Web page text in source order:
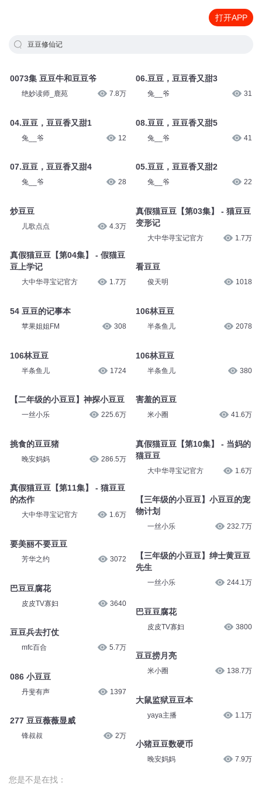
打开APP
豆豆修仙记
0073集 豆豆牛和豆豆爷
绝妙读师_鹿苑 7.8万
04.豆豆，豆豆香又甜1
兔__爷 12
07.豆豆，豆豆香又甜4
兔__爷 28
炒豆豆
儿歌点点 4.3万
真假猫豆豆【第04集】 - 假猫豆
豆上学记
大中华寻宝记官方 1.7万
54 豆豆的记事本
苹果姐姐FM 308
106林豆豆
半条鱼儿 1724
【二年级的小豆豆】神探小豆豆
一丝小乐 225.6万
挑食的豆豆猪
晚安妈妈 286.5万
真假猫豆豆【第11集】 - 猫豆豆
的杰作
大中华寻宝记官方 1.6万
要美丽不要豆豆
芳华之约 3072
巴豆豆腐花
皮皮TV寡妇 3640
豆豆兵去打仗
mfc百合 5.7万
086 小豆豆
丹斐有声 1397
277 豆豆薇薇显威
锋叔叔 2万
06.豆豆，豆豆香又甜3
兔__爷 31
08.豆豆，豆豆香又甜5
兔__爷 41
05.豆豆，豆豆香又甜2
兔__爷 22
真假猫豆豆【第03集】 - 猫豆豆
变形记
大中华寻宝记官方 1.7万
看豆豆
俊天明 1018
106林豆豆
半条鱼儿 2078
106林豆豆
半条鱼儿 380
害羞的豆豆
米小圈 41.6万
真假猫豆豆【第10集】 - 当妈的
猫豆豆
大中华寻宝记官方 1.6万
【三年级的小豆豆】小豆豆的宠
物计划
一丝小乐 232.7万
【三年级的小豆豆】绅士黄豆豆
先生
一丝小乐 244.1万
巴豆豆腐花
皮皮TV寡妇 3800
豆豆捞月亮
米小圈 138.7万
大鼠监狱豆豆本
yaya主播 1.1万
小猪豆豆数硬币
晚安妈妈 7.9万
您是不是在找：